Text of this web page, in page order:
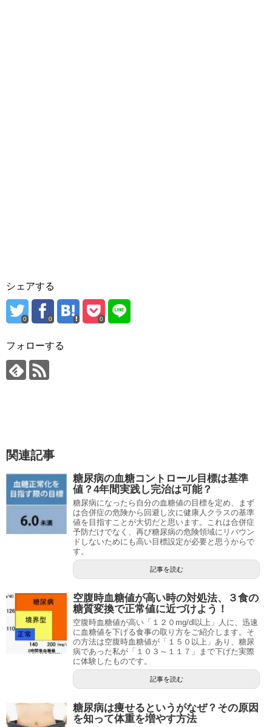
シェアする
0 0 0
フォローする
関連記事
糖尿病の血糖コントロール目標は基準
値？4年間実践し完治は可能？
糖尿病になったら自分の血糖値の目標を定め、まず
は合併症の危険から回避し次に健康人クラスの基準
値を目指すことが大切だと思います。これは合併症
予防だけでなく、再び糖尿病の危険領域にリバウン
ドしないためにも高い目標設定が必要と思うからで
す。
記事を読む
空腹時血糖値が高い時の対処法、３食の
糖質変換で正常値に近づけよう！
空腹時血糖値が高い「１２０mg/dl以上」人に、迅速
に血糖値を下げる食事の取り方をご紹介します。そ
の方法は空腹時血糖値が「１５０以上」あり、糖尿
病であった私が「１０３～１１７」まで下げた実際
に体験したものです。
記事を読む
糖尿病は痩せるというがなぜ？その原因
を知って体重を増やす方法